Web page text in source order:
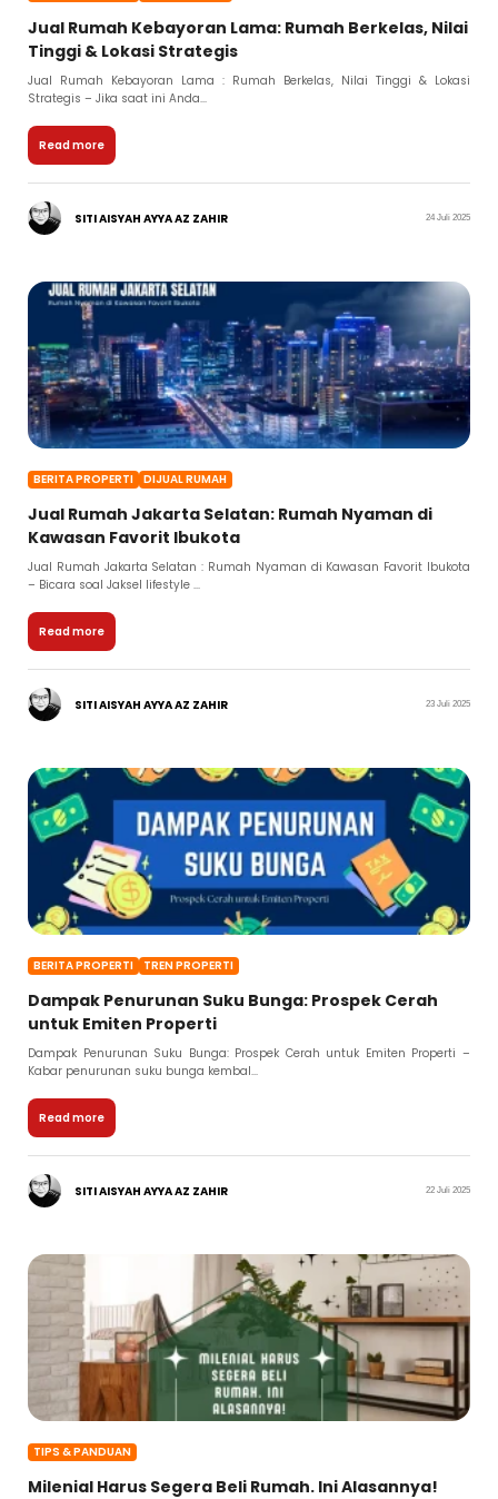
Jual Rumah Kebayoran Lama: Rumah Berkelas, Nilai
Tinggi & Lokasi Strategis
Jual Rumah Kebayoran Lama : Rumah Berkelas, Nilai Tinggi & Lokasi
Strategis – Jika saat ini Anda...
Read more
SITI AISYAH AYYA AZ ZAHIR 24 Juli 2025
BERITA PROPERTI DIJUAL RUMAH
Jual Rumah Jakarta Selatan: Rumah Nyaman di
Kawasan Favorit Ibukota
Jual Rumah Jakarta Selatan : Rumah Nyaman di Kawasan Favorit Ibukota
– Bicara soal Jaksel lifestyle ...
Read more
SITI AISYAH AYYA AZ ZAHIR 23 Juli 2025
BERITA PROPERTI TREN PROPERTI
Dampak Penurunan Suku Bunga: Prospek Cerah
untuk Emiten Properti
Dampak Penurunan Suku Bunga: Prospek Cerah untuk Emiten Properti –
Kabar penurunan suku bunga kembal...
Read more
SITI AISYAH AYYA AZ ZAHIR 22 Juli 2025
TIPS & PANDUAN
Milenial Harus Segera Beli Rumah. Ini Alasannya!